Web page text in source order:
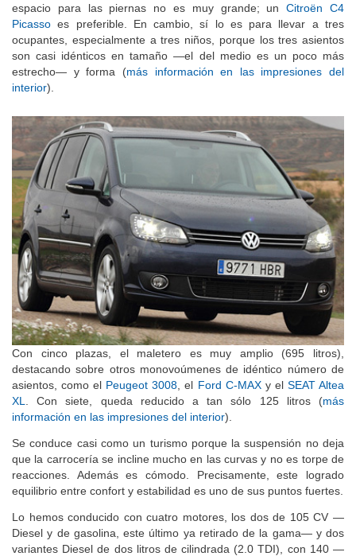
espacio para las piernas no es muy grande; un Citroën C4
Picasso es preferible. En cambio, sí lo es para llevar a tres
ocupantes, especialmente a tres niños, porque los tres asientos
son casi idénticos en tamaño —el del medio es un poco más
estrecho— y forma (más información en las impresiones del
interior).
Con cinco plazas, el maletero es muy amplio (695 litros),
destacando sobre otros monovoúmenes de idéntico número de
asientos, como el Peugeot 3008 , el Ford C-MAXy el SEAT Altea
XL
. Con siete, queda reducido a tan sólo 125 litros (más
información en las impresiones del interior).
Se conduce casi como un turismo porque la suspensión no deja
que la carrocería se incline mucho en las curvas y no es torpe de
reacciones. Además es cómodo. Precisamente, este logrado
equilibrio entre confort y estabilidad es uno de sus puntos fuertes.
Lo hemos conducido con cuatro motores, los dos de 105 CV —
Diesel y de gasolina, este último ya retirado de la gama— y dos
variantes Diesel de dos litros de cilindrada (2.0 TDI), con 140 —